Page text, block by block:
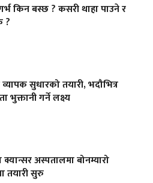
किन बस्छ ? कसरी थाहा पाउने र
?
व्यापक सुधारको तयारी, भदौभित्र
भुक्तानी गर्ने लक्ष्य
क्यान्सर अस्पतालमा बोनम्यारो
तयारी सुरु